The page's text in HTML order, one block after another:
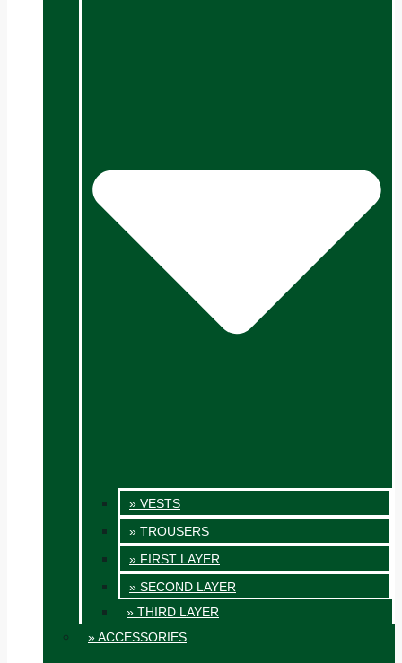
» VESTS
» TROUSERS
» FIRST LAYER
» SECOND LAYER
» THIRD LAYER
» ACCESSORIES